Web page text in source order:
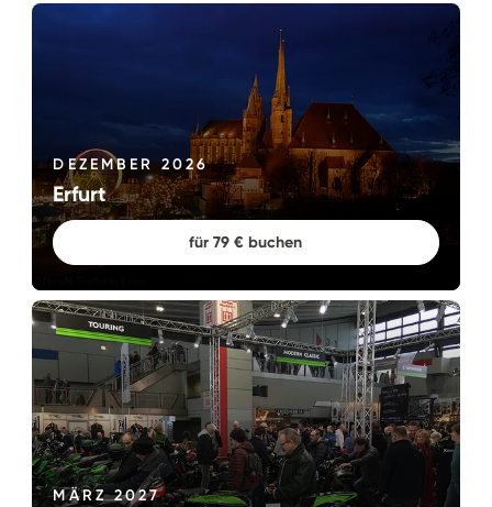
DEZEMBER 2026
Erfurt
für 79 € buchen
MÄRZ 2027